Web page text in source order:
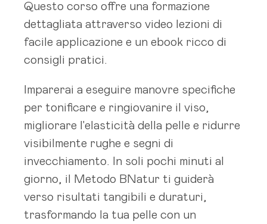
Questo corso offre una formazione
dettagliata attraverso video lezioni di
facile applicazione e un ebook ricco di
consigli pratici.
Imparerai a eseguire manovre specifiche
per tonificare e ringiovanire il viso,
migliorare l'elasticità della pelle e ridurre
visibilmente rughe e segni di
invecchiamento. In soli pochi minuti al
giorno, il Metodo BNatur ti guiderà
verso risultati tangibili e duraturi,
trasformando la tua pelle con un